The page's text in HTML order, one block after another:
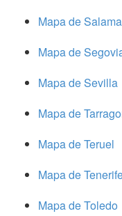
Mapa de
Mapa de
Mapa de Sevilla
Mapa de
Mapa de Teruel
Mapa de
Mapa de Toledo